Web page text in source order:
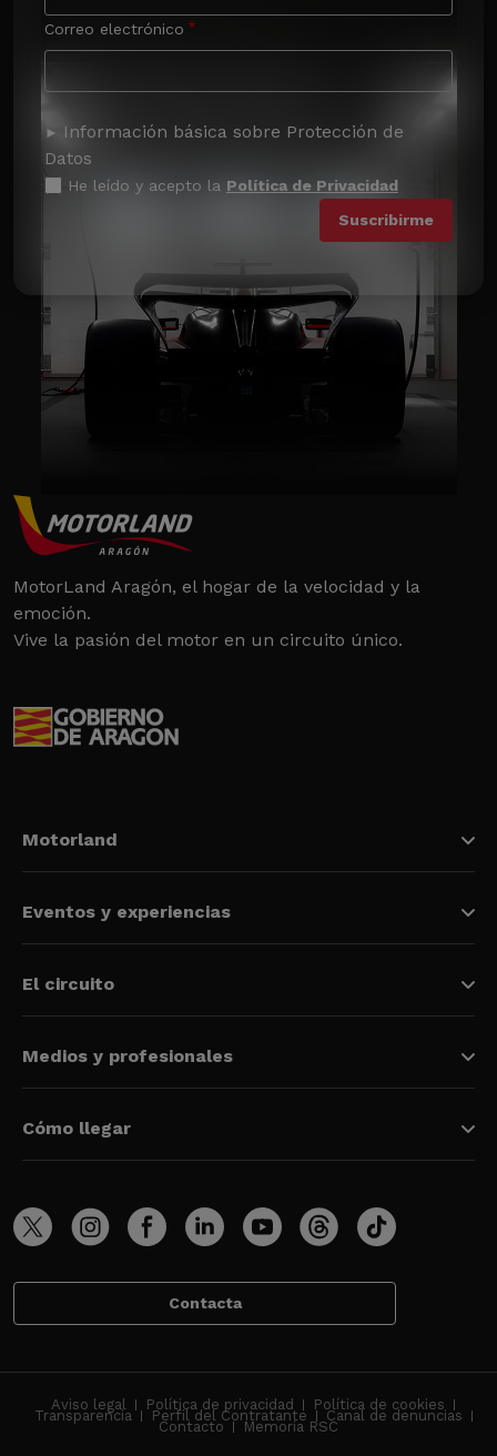
Correo electrónico
Información básica sobre Protección de
Datos
He leído y acepto la Política de Privacidad
MotorLand Aragón, el hogar de la velocidad y la
emoción.
Vive la pasión del motor en un circuito único.
Motorland
Eventos y experiencias
El circuito
Medios y profesionales
Cómo llegar
Contacta
Aviso legal Política de privacidad Política de cookies
Transparencia Perfil del Contratante Canal de denuncias
Contacto Memoria RSC